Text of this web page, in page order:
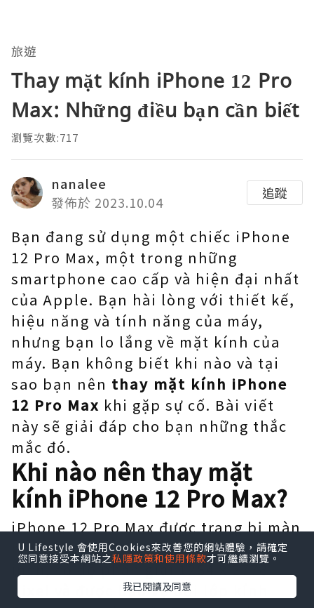
U Lifestyle 會使用Cookies來改善您的網站體驗，請確定
您同意接受本網站之私隱政策和使用條款才可繼續瀏覽。
我已閱讀及同意
旅遊
Thay mặt kính iPhone 12 Pro
Max: Những điều bạn cần biết
瀏覽次數:717
nanalee
發佈於 2023.10.04
追蹤
Bạn đang sử dụng một chiếc iPhone
12 Pro Max, một trong những
smartphone cao cấp và hiện đại nhất
của Apple. Bạn hài lòng với thiết kế,
hiệu năng và tính năng của máy,
nhưng bạn lo lắng về mặt kính của
máy. Bạn không biết khi nào và tại
sao bạn nên thay mặt kính iPhone
12 Pro Max khi gặp sự cố. Bài viết
này sẽ giải đáp cho bạn những thắc
mắc đó.
Khi nào nên thay mặt
kính iPhone 12 Pro Max?
iPhone 12 Pro Max được trang bị màn
hình Super Retina XDR OLED 6.7
inch, có độ phân giải 1284 x 2778
pixel và được bảo vệ bởi lớp kính